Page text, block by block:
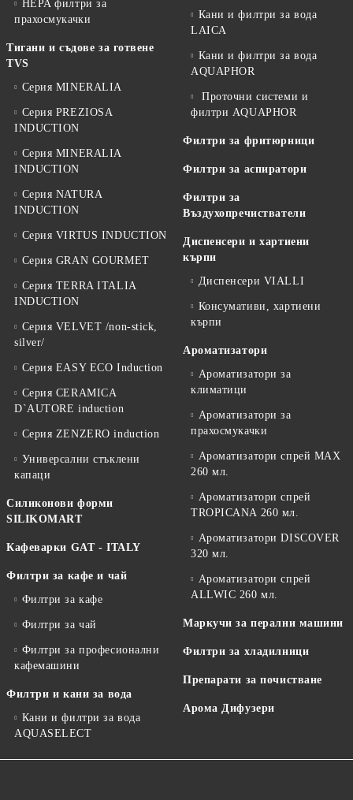
HEPA филтри за
прахосмукачки
Тигани и съдове за готвене
TVS
Серия MINERALIA
Серия PREZIOSA
INDUCTION
Серия MINERALIA
INDUCTION
Серия NATURA
INDUCTION
Серия VIRTUS INDUCTION
Серия GRAN GOURMET
Серия TERRA ITALIA
INDUCTION
Серия VELVET /non-stick,
silver/
Серия EASY ECO Induction
Серия CERAMICA
D`AUTORE induction
Серия ZENZERO induction
Универсални стъклени
капаци
Силиконови форми
SILIKOMART
Кафеварки GAT - ITALY
Филтри за кафе и чай
Филтри за кафе
Филтри за чай
Филтри за професионални
кафемашини
Филтри и кани за вода
Кани и филтри за вода
AQUASELECT
Кани и филтри за вода
LAICA
Кани и филтри за вода
AQUAPHOR
Проточни системи и
филтри AQUAPHOR
Филтри за фритюрници
Филтри за аспиратори
Филтри за
Въздухопречистватели
Диспенсери и хартиени
кърпи
Диспенсери VIALLI
Консумативи, хартиени
кърпи
Ароматизатори
Ароматизатори за
климатици
Ароматизатори за
прахосмукачки
Ароматизатори спрей MAX
260 мл.
Ароматизатори спрей
TROPICANA 260 мл.
Ароматизатори DISCOVER
320 мл.
Ароматизатори спрей
ALLWIC 260 мл.
Маркучи за перални машини
Филтри за хладилници
Препарати за почистване
Арома Дифузери